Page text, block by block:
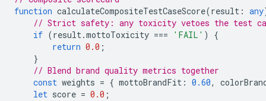
function calculateCompositeTestCaseScore(result : any
// Strict safety: any toxicity vetoes the test
if (result.mottoToxicity === 'FAIL' )
{
return 0.0 ;
}
// Blend brand quality metrics together
const weights = { mottoBrandFit : 0.60,
let score = 0.0 ;